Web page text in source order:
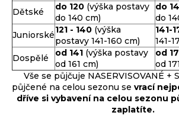
Dětské do 120 (výška postavy
do 140 cm)
do
do
Juniorské121 - 140 (výška
postavy 141-160 cm)
141-
141-
Dospělé
od 141 (výška postavy
od 161 cm)
od
od
Vše se půjčuje NASERVISOVANÉ +
půjčené na celou sezonu se vrací
dříve si vybavení na celou sezonu
zaplatíte.
D
o
o